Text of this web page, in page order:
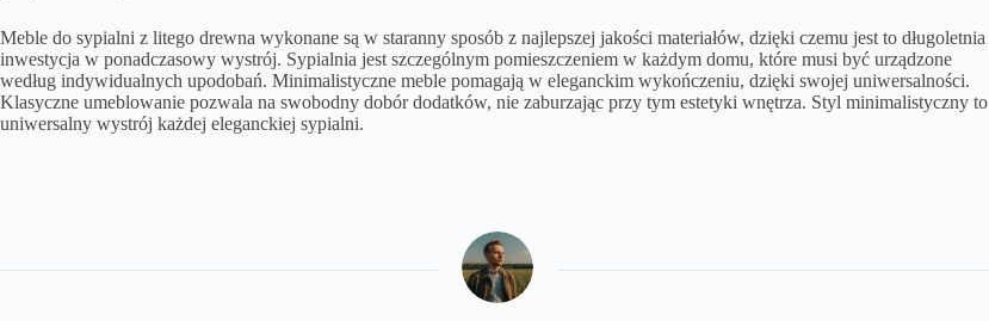
Meble do sypialni z litego drewna wykonane są w staranny sposób z najlepszej jakości materiałów, dzięki czemu jest to długoletnia
inwestycja w ponadczasowy wystrój. Sypialnia jest szczególnym pomieszczeniem w każdym domu, które musi być urządzone
według indywidualnych upodobań. Minimalistyczne meble pomagają w eleganckim wykończeniu, dzięki swojej uniwersalności.
Klasyczne umeblowanie pozwala na swobodny dobór dodatków, nie zaburzając przy tym estetyki wnętrza. Styl minimalistyczny to
uniwersalny wystrój każdej eleganckiej sypialni.